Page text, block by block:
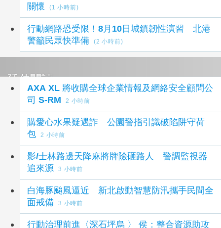
關懷
(1 小時前)
行動網路恐受限！8月10日城鎮韌性演習 北港
警籲民眾快準備
(2 小時前)
延伸閱讀
AXA XL 將收購全球企業情報及網絡安全顧問公
司 S-RM
2 小時前
購愛心水果疑遇詐 公園警指引識破陷阱守荷
包
2 小時前
影/士林路邊天降麻將牌險砸路人 警調監視器
追來源
3 小時前
白海豚颱風逼近 新北啟動智慧防汛攜手民間全
面戒備
3 小時前
行動治理前進〈深石坪烏 〉 侯：整合資源助攻